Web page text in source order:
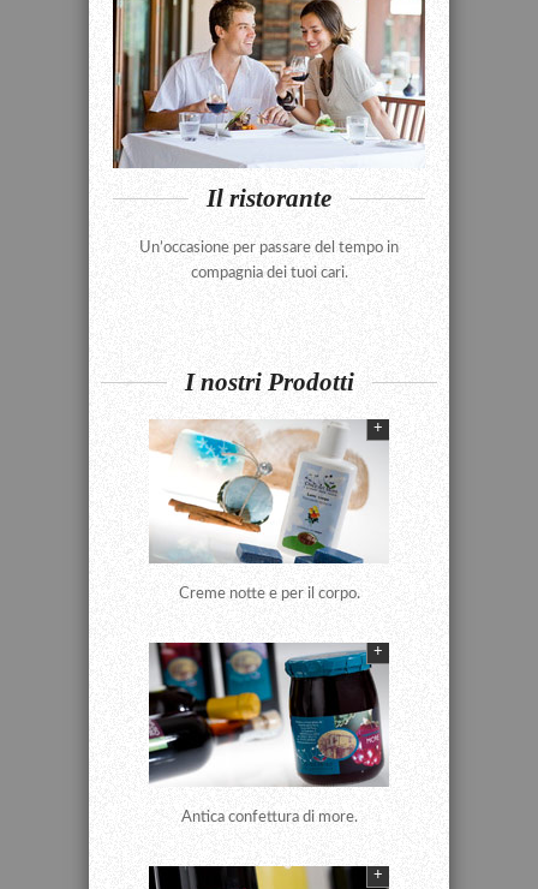
Il ristorante
Un’occasione per passare del tempo in
compagnia dei tuoi cari.
I nostri Prodotti
+
Creme notte e per il corpo.
+
Antica confettura di more.
+